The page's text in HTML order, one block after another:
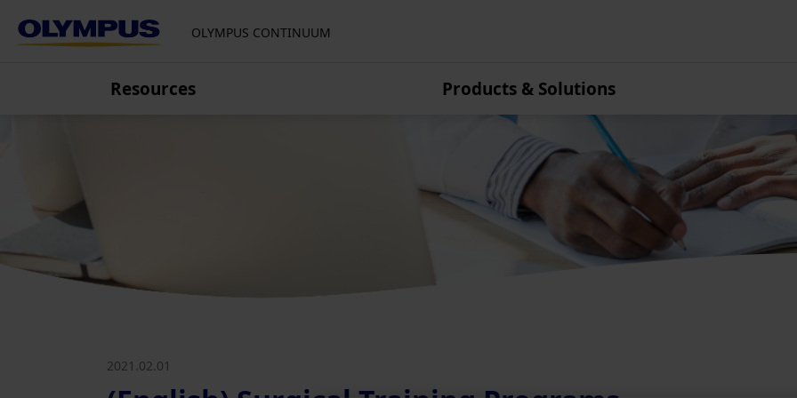
OLYMPUS CONTINUUM
Resources Products & Solutions
Włochy
Niderlandy
Australia
Chiny
Hongkong
Indie
2021.02.01